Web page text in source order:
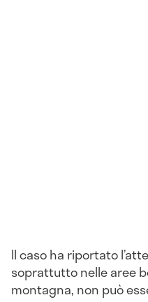
Il caso ha riportato
soprattutto nelle aree
montagna, non può